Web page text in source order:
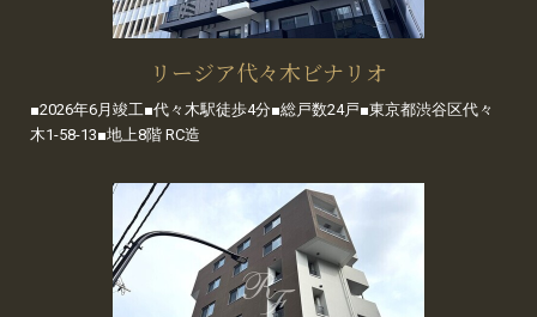
リージア代々木ビナリオ
■2026年6月竣工■代々木駅徒歩4分■総戸数24戸■東京都渋谷区代々
木1-58-13■地上8階 RC造